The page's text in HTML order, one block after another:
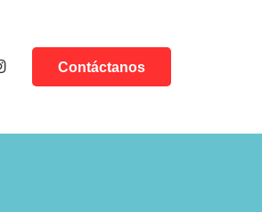
Contáctanos